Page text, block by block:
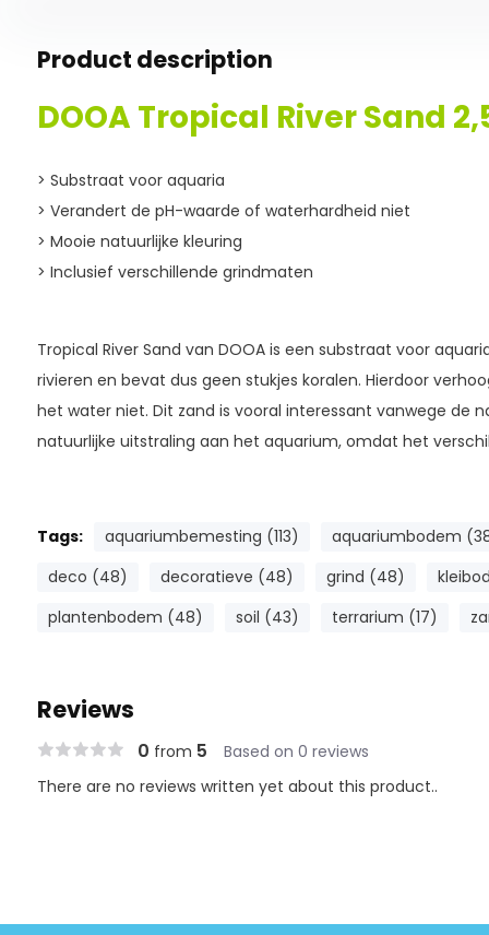
Product description
DOOA Tropical River Sand
> Substraat voor aquaria
> Verandert de pH-waarde of waterhardheid niet
> Mooie natuurlijke kleuring
> Inclusief verschillende grindmaten
Tropical River Sand van DOOA is een substraat voor
rivieren en bevat dus geen stukjes koralen. Hierdoor
het water niet. Dit zand is vooral interessant vanwege de
natuurlijke uitstraling aan het aquarium, omdat het
Tags: aquariumbemesting (113) aquariumbodem
deco (48)
decoratieve (48) grind (48)
plantenbodem (48)
soil (43) terrarium (17)
Reviews
0 from 5 Based on 0 reviews
There are no reviews written yet about this product..